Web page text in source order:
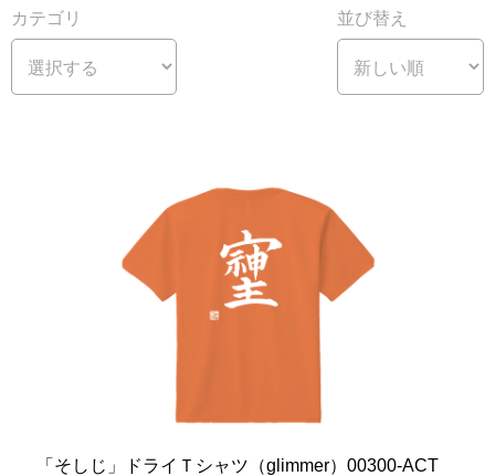
カテゴリ 並び替え
「そしじ」ドライＴシャツ（glimmer）00300-ACT